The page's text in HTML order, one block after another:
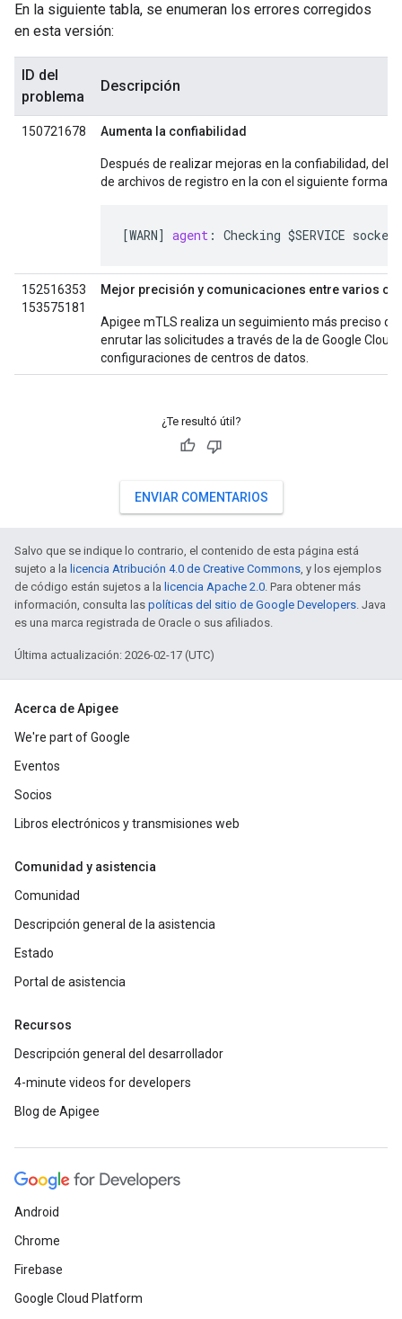
En la siguiente tabla, se enumeran los errores corregidos
en esta versión:
ID del
problema
Descripción
150721678 Aumenta la confiabilidad
Después de realizar mejoras en la confiabilidad,
de archivos de registro en la con el siguiente formato:
[WARN] agent : Checking $SERVICE socket
152516353
153575181
Mejor precisión y comunicaciones entre varios
Apigee mTLS realiza un seguimiento más preciso
enrutar las solicitudes a través de la de Google
configuraciones de centros de datos.
¿Te resultó útil?
ENVIAR COMENTARIOS
Salvo que se indique lo contrario, el contenido de esta página está
sujeto a la licencia Atribución 4.0 de Creative Commons, y los ejemplos
de código están sujetos a la licencia Apache 2.0. Para obtener más
información, consulta las políticas del sitio de Google Developers. Java
es una marca registrada de Oracle o sus afiliados.
Última actualización: 2026-02-17 (UTC)
Acerca de Apigee
We're part of Google
Eventos
Socios
Libros electrónicos y transmisiones web
Comunidad y asistencia
Comunidad
Descripción general de la asistencia
Estado
Portal de asistencia
Recursos
Descripción general del desarrollador
4-minute videos for developers
Blog de Apigee
Android
Chrome
Firebase
Google Cloud Platform